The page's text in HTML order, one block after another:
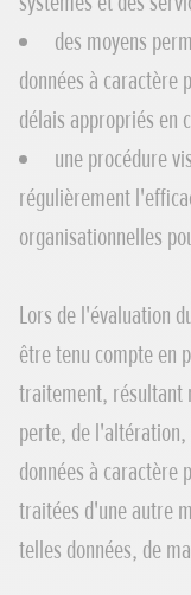
des moyens
données à caractère
délais appropriés en
une procédure
régulièrement
organisationnelles
Lors de l'évaluation
être tenu compte en
traitement, résultant
perte, de
données à caractère
traitées d'une autre
telles données, de